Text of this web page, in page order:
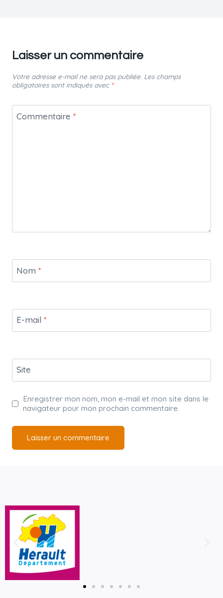
Laisser un commentaire
Votre adresse e-mail ne sera pas publiée. Les champs
obligatoires sont indiqués avec *
Commentaire *
Nom *
E-mail *
Site
Enregistrer mon nom, mon e-mail et mon site dans le
navigateur pour mon prochain commentaire.